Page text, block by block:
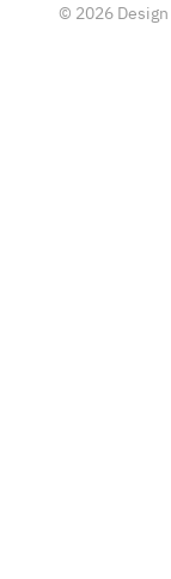
© 2026